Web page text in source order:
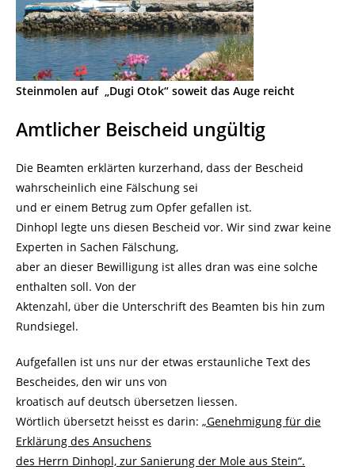
Steinmolen auf „Dugi Otok“ soweit das Auge reicht
Amtlicher Beischeid ungültig
Die Beamten erklärten kurzerhand, dass der Bescheid
wahrscheinlich eine Fälschung sei
und er einem Betrug zum Opfer gefallen ist.
Dinhopl legte uns diesen Bescheid vor. Wir sind zwar keine
Experten in Sachen Fälschung,
aber an dieser Bewilligung ist alles dran was eine solche
enthalten soll. Von der
Aktenzahl, über die Unterschrift des Beamten bis hin zum
Rundsiegel.
Aufgefallen ist uns nur der etwas erstaunliche Text des
Bescheides, den wir uns von
kroatisch auf deutsch übersetzen liessen.
Wörtlich übersetzt heisst es darin: „Genehmigung für die
Erklärung des Ansuchens
des Herrn Dinhopl, zur Sanierung der Mole aus Stein“.